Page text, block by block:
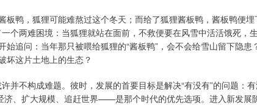
鸭，狐狸可能难熬过这个冬天；而给了狐狸酱板鸭，酱板鸭便埋
个两难困境：当狐狸就站在面前，不救便要在风雪中活活饿死，
始追问：当年那只被喂给狐狸的“酱板鸭”，会不会给雪山留下隐患
坏这片土地上的生态？
许并不构成难题。彼时，发展的首要目标是解决“有没有”的问题：
、扩大规模、追赶世界——是那个时代的优先选项。进入新发展